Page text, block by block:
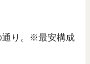
通り。※最安構成